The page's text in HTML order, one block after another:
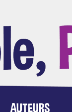
AUTEURS